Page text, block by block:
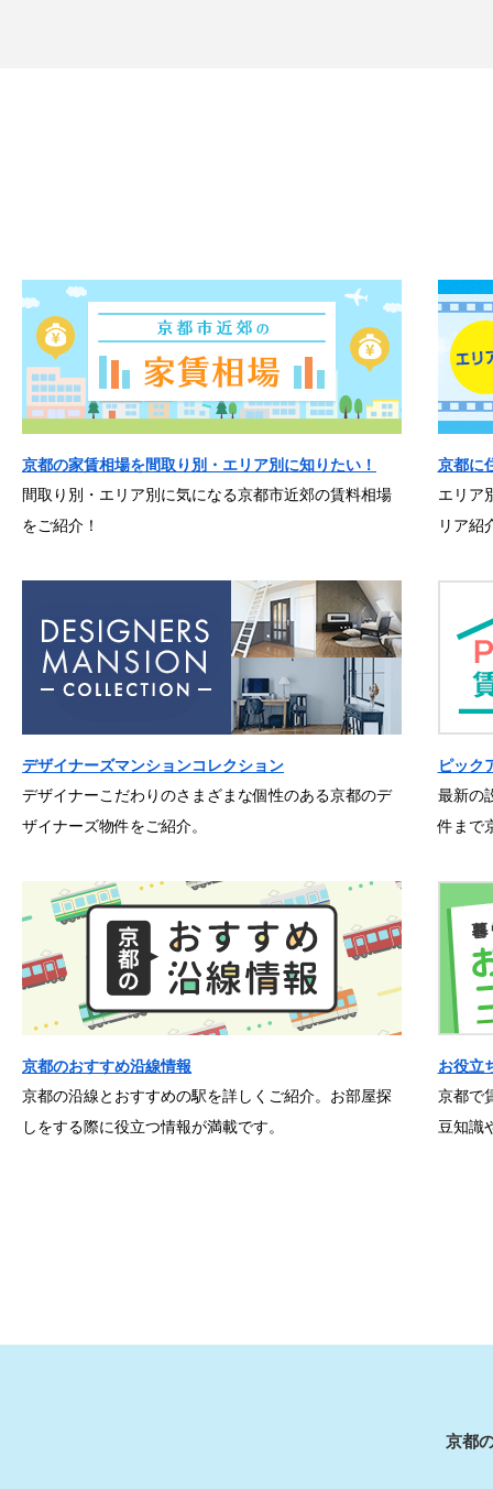
京都の家賃相場を間取り別・エリア別に知りたい！
間取り別・エリア別に気になる京都市近郊の賃料相場
をご紹介！
京都に
エリア
リア紹
デザイナーズマンションコレクション
デザイナーこだわりのさまざまな個性のある京都のデ
ザイナーズ物件をご紹介。
ピック
最新の
件まで
京都のおすすめ沿線情報
京都の沿線とおすすめの駅を詳しくご紹介。お部屋探
しをする際に役立つ情報が満載です。
お役立
京都で
豆知識
京都